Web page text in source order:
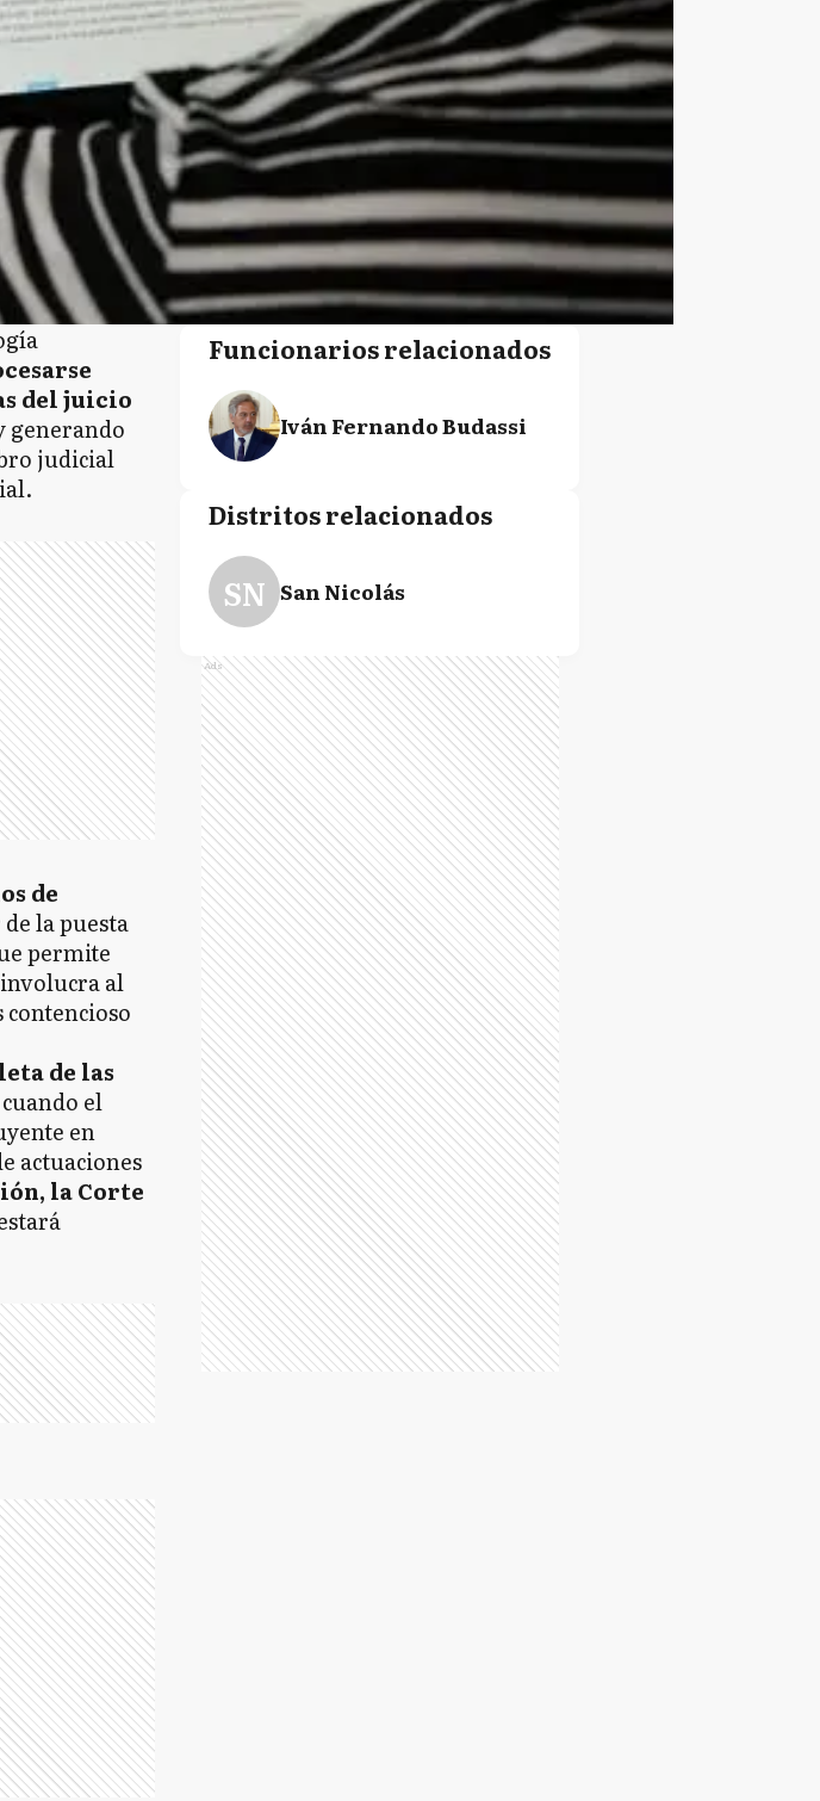
del juicio
generando
judicial
de
la puesta
permite
al
de las
el
en
actuaciones
la Corte
Funcionarios relacionados
Iván Fernando Budassi
Distritos relacionados
SN San Nicolás
Ads